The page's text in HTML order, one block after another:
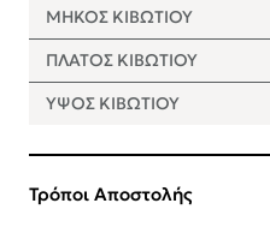
ΜΗΚΟΣ ΚΙΒΩΤΙΟΥ
ΠΛΑΤΟΣ ΚΙΒΩΤΙΟΥ
ΥΨΟΣ ΚΙΒΩΤΙΟΥ
Τρόποι Αποστολής